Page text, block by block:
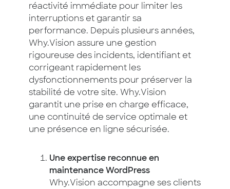
réactivité immédiate pour limiter les
interruptions et garantir sa
performance. Depuis plusieurs années,
Why.Vision assure une gestion
rigoureuse des incidents, identifiant et
corrigeant rapidement les
dysfonctionnements pour préserver la
stabilité de votre site. Why.Vision
garantit une prise en charge efficace,
une continuité de service optimale et
une présence en ligne sécurisée.
Une expertise reconnue en
maintenance WordPress
Why.Vision accompagne ses clients